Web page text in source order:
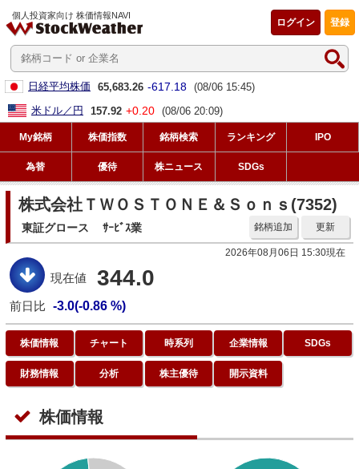
個人投資家向け 株価情報NAVI
登録
ログイン
日経平均株価 65,683.26 -617.18 (08/06 15:45)
米ドル／円
157.92 +0.20 (08/06 20:09)
My銘柄 株価指数 銘柄検索 ランキング IPO
為替 優待 株ニュース SDGs
株式会社ＴＷＯＳＴＯＮＥ＆Ｓｏｎｓ(7352)
東証グロース ｻｰﾋﾞｽ業 更新
銘柄追加
2026年08月06日 15:30現在
現在値 344.0
前日比 -3.0(-0.86 %)
株価情報 チャート 時系列 企業情報 SDGs
財務情報 分析 株主優待 開示資料
株価情報